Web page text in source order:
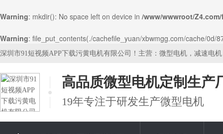
Warning: mkdir(): No space left on device in /www/wwwroot/
Warning: file_put_contents(./cachefile_yuan/xbwmgg.com/cache/
深圳市91短视频APP下载污黄电机有限公司！主营：微型电机，减速电
高品质微型电机定制生产
19年专注于研发生产微型电机